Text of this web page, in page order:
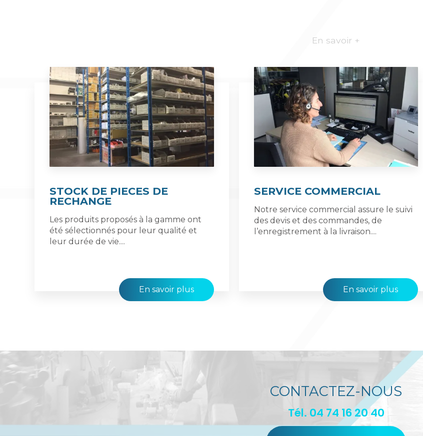
En savoir +
STOCK DE PIECES DE
RECHANGE
Les produits proposés à la gamme ont
été sélectionnés pour leur qualité et
leur durée de vie....
En savoir plus
SERVICE COMMERCIAL
Notre service commercial assure le suivi
des devis et des commandes, de
l’enregistrement à la livraison....
En savoir plus
CONTACTEZ-NOUS
Tél. 04 74 16 20 40